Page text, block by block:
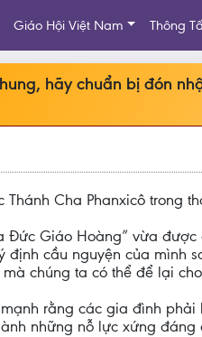
Giáo Hội Việt Nam Thông
hãy chuẩn bị đón
Thánh Cha Phanxicô trong
Đức Giáo Hoàng” vừa
định cầu nguyện của mình
chúng ta có thể để lại
rằng các gia đình
những nỗ lực xứng đáng